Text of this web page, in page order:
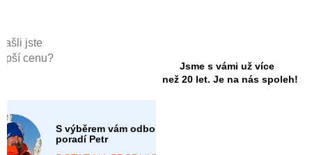
jste
cenu?
S výběrem vám odborně
poradí Petr
Jsme s vámi už více
než 20 let. Je na nás spoleh!